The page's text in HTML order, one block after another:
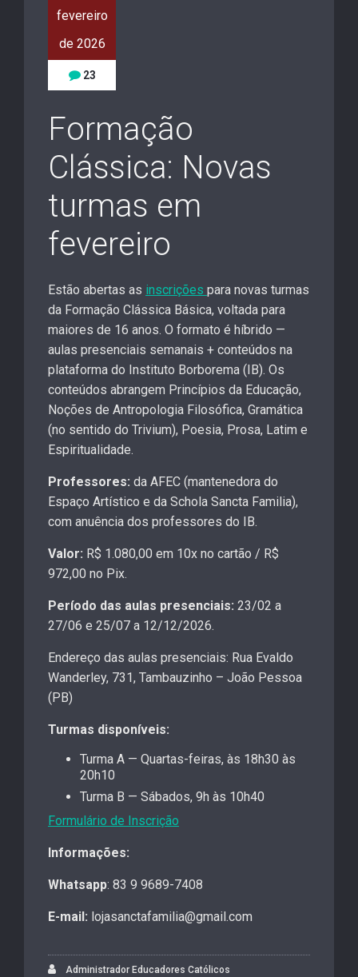
fevereiro
de 2026
23
Formação
Clássica: Novas
turmas em
fevereiro
Estão abertas as inscrições para novas turmas
da Formação Clássica Básica, voltada para
maiores de 16 anos. O formato é híbrido —
aulas presenciais semanais + conteúdos na
plataforma do Instituto Borborema (IB). Os
conteúdos abrangem Princípios da Educação,
Noções de Antropologia Filosófica, Gramática
(no sentido do Trivium), Poesia, Prosa, Latim e
Espiritualidade.
Professores: da AFEC (mantenedora do
Espaço Artístico e da Schola Sancta Familia),
com anuência dos professores do IB.
Valor: R$ 1.080,00 em 10x no cartão / R$
972,00 no Pix.
Período das aulas presenciais: 23/02 a
27/06 e 25/07 a 12/12/2026.
Endereço das aulas presenciais: Rua Evaldo
Wanderley, 731, Tambauzinho – João Pessoa
(PB)
Turmas disponíveis:
Turma A — Quartas-feiras, às 18h30 às
20h10
Turma B — Sábados, 9h às 10h40
Formulário de Inscrição
Informações:
Whatsapp: 83 9 9689-7408
E-mail: lojasanctafamilia@gmail.com
Administrador Educadores Católicos